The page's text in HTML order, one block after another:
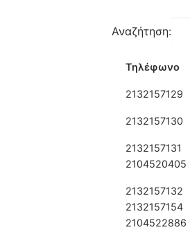
Αναζήτηση:
Τηλέφωνο
2132157129
2132157130
2132157131
2104520405
2132157132
2132157154
2104522886